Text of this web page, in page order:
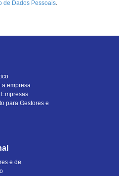
de Dados Pessoais.
a empresa
para Gestores e
e de